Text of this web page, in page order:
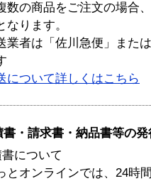
数の商品をご注文の場合
なります。
業者は「佐川急便」また
について詳しくはこちら
書・請求書・納品書等の
について
とオンラインでは、24時